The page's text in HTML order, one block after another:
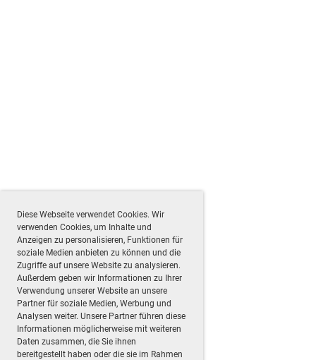
Diese Webseite verwendet Cookies. Wir
verwenden Cookies, um Inhalte und
Anzeigen zu personalisieren, Funktionen für
soziale Medien anbieten zu können und die
Zugriffe auf unsere Website zu analysieren.
Außerdem geben wir Informationen zu Ihrer
Verwendung unserer Website an unsere
Partner für soziale Medien, Werbung und
Analysen weiter. Unsere Partner führen diese
Informationen möglicherweise mit weiteren
Daten zusammen, die Sie ihnen
bereitgestellt haben oder die sie im Rahmen